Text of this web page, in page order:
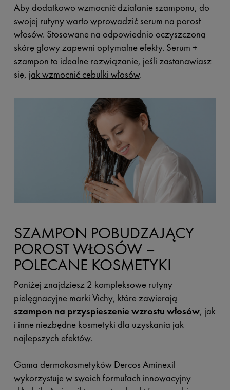
Aby dodatkowo wzmocnić działanie szamponu, do
swojej rutyny warto wprowadzić serum na porost
włosów. Stosowane na odpowiednio oczyszczoną
skórę głowy zapewni optymalne efekty. Serum +
szampon to idealne rozwiązanie, jeśli zastanawiasz
się, jak wzmocnić cebulki włosów.
SZAMPON POBUDZAJĄCY
POROST WŁOSÓW –
POLECANE KOSMETYKI
Poniżej znajdziesz 2 kompleksowe rutyny
pielęgnacyjne marki Vichy, które zawierają
szampon na przyspieszenie wzrostu włosów, jak
i inne niezbędne kosmetyki dla uzyskania jak
najlepszych efektów.
Gama dermokosmetyków Dercos Aminexil
wykorzystuje w swoich formułach innowacyjny